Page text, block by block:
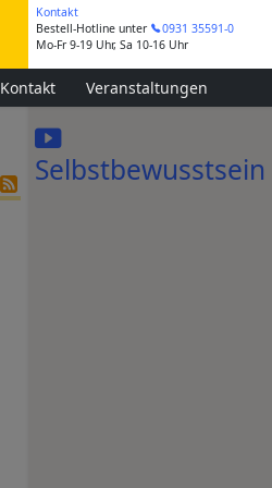
Kontakt
Bestell-Hotline unter
0931 35591-0
Mo-Fr 9-19 Uhr, Sa 10-16 Uhr
Kontakt Veranstaltungen
Selbstbewusstsein